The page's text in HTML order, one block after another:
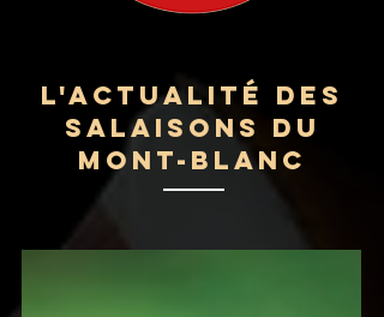
L'actualité des
Salaisons du
Mont-Blanc